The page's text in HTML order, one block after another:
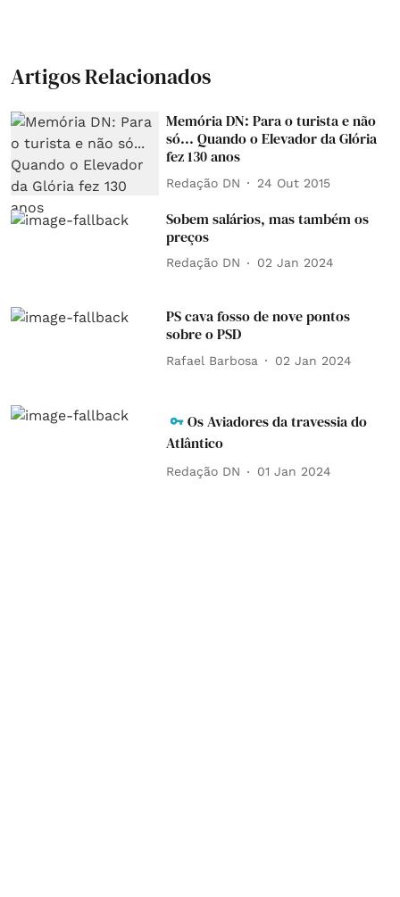
Artigos Relacionados
Memória DN: Para o turista e não
só... Quando o Elevador da Glória
fez 130 anos
Redação DN 24 Out 2015
Sobem salários, mas também os
preços
Redação DN 02 Jan 2024
PS cava fosso de nove pontos
sobre o PSD
Rafael Barbosa 02 Jan 2024
Os Aviadores da travessia do
Atlântico
Redação DN 01 Jan 2024